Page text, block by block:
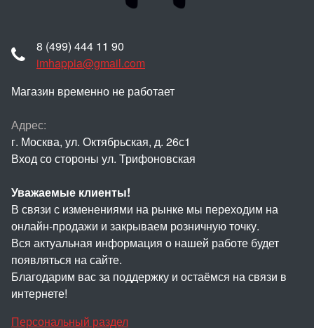
8 (499) 444 11 90
imhappia@gmail.com
Магазин временно не работает
Адрес:
г. Москва, ул. Октябрьская, д. 26с1
Вход со стороны ул. Трифоновская
Уважаемые клиенты!
В связи с изменениями на рынке мы переходим на
онлайн-продажи и закрываем розничную точку.
Вся актуальная информация о нашей работе будет
появляться на сайте.
Благодарим вас за поддержку и остаёмся на связи в
интернете!
Персональный раздел